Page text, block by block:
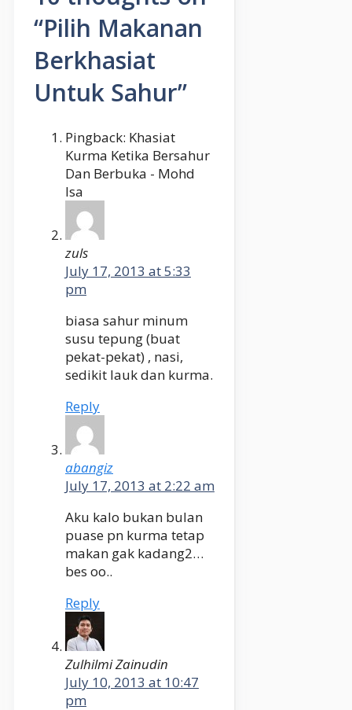
“Pilih Makanan
Berkhasiat
Untuk Sahur”
Pingback: Khasiat
Kurma Ketika Bersahur
Dan Berbuka - Mohd
Isa
zuls
July 17, 2013 at 5:33
pm
biasa sahur minum
susu tepung (buat
pekat-pekat) , nasi,
sedikit lauk dan kurma.
Reply
abangiz
July 17, 2013 at 2:22 am
Aku kalo bukan bulan
puase pn kurma tetap
makan gak kadang2…
bes oo..
Reply
Zulhilmi Zainudin
July 10, 2013 at 10:47
pm